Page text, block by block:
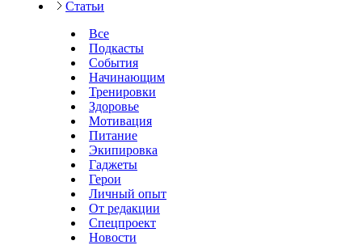
Статьи
Все
Подкасты
События
Начинающим
Тренировки
Здоровье
Мотивация
Питание
Экипировка
Гаджеты
Герои
Личный опыт
От редакции
Спецпроект
Новости